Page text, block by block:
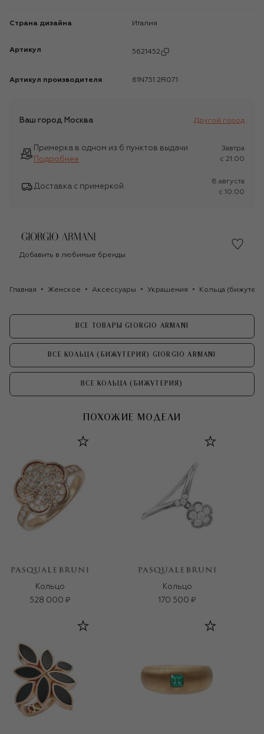
Страна дизайна Италия
Артикул 5621452
Артикул производителя 61N751 2R071
Ваш город Москва Другой город
Примерка в одном из 6 пунктов выдачи
Подробнее
Завтра
c 21:00
Доставка с примеркой
8 августа
c 10:00
Добавить в любимые бренды
Главная Женское Аксессуары Украшения Кольца
ВСЕ ТОВАРЫ GIORGIO ARMANI
ВСЕ КОЛЬЦА (БИЖУТЕРИЯ) GIORGIO ARMANI
ВСЕ КОЛЬЦА (БИЖУТЕРИЯ)
ПОХОЖИЕ МОДЕЛИ
Кольцо
528 000 ₽
Кольцо
170 500 ₽